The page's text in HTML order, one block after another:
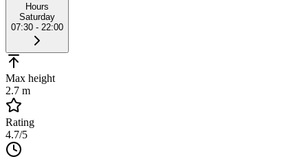
Hours
Saturday
07:30 - 22:00
Max height
2.7 m
Rating
4.7/5